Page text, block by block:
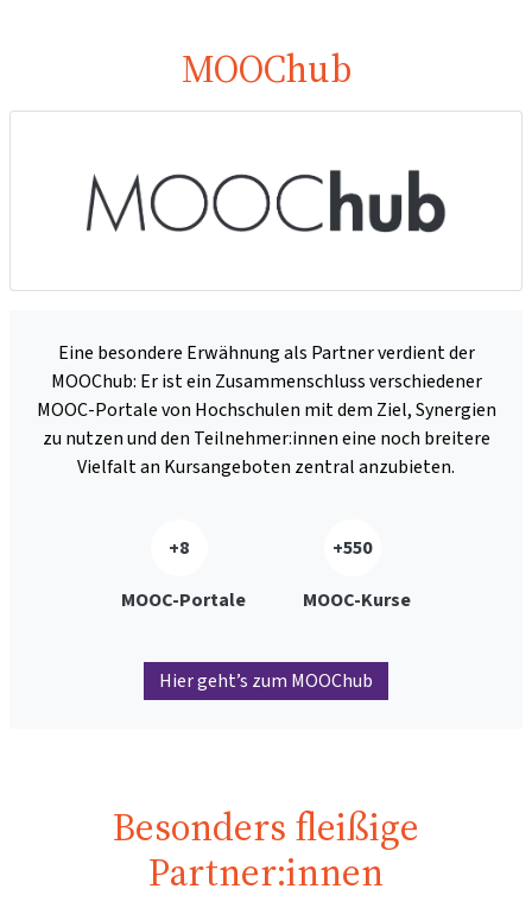
MOOChub
Eine besondere Erwähnung als Partner verdient der
MOOChub: Er ist ein Zusammenschluss verschiedener
MOOC-Portale von Hochschulen mit dem Ziel, Synergien
zu nutzen und den Teilnehmer:innen eine noch breitere
Vielfalt an Kursangeboten zentral anzubieten.
+8
MOOC-Portale
+550
MOOC-Kurse
Hier geht’s zum MOOChub
Besonders fleißige
Partner:innen